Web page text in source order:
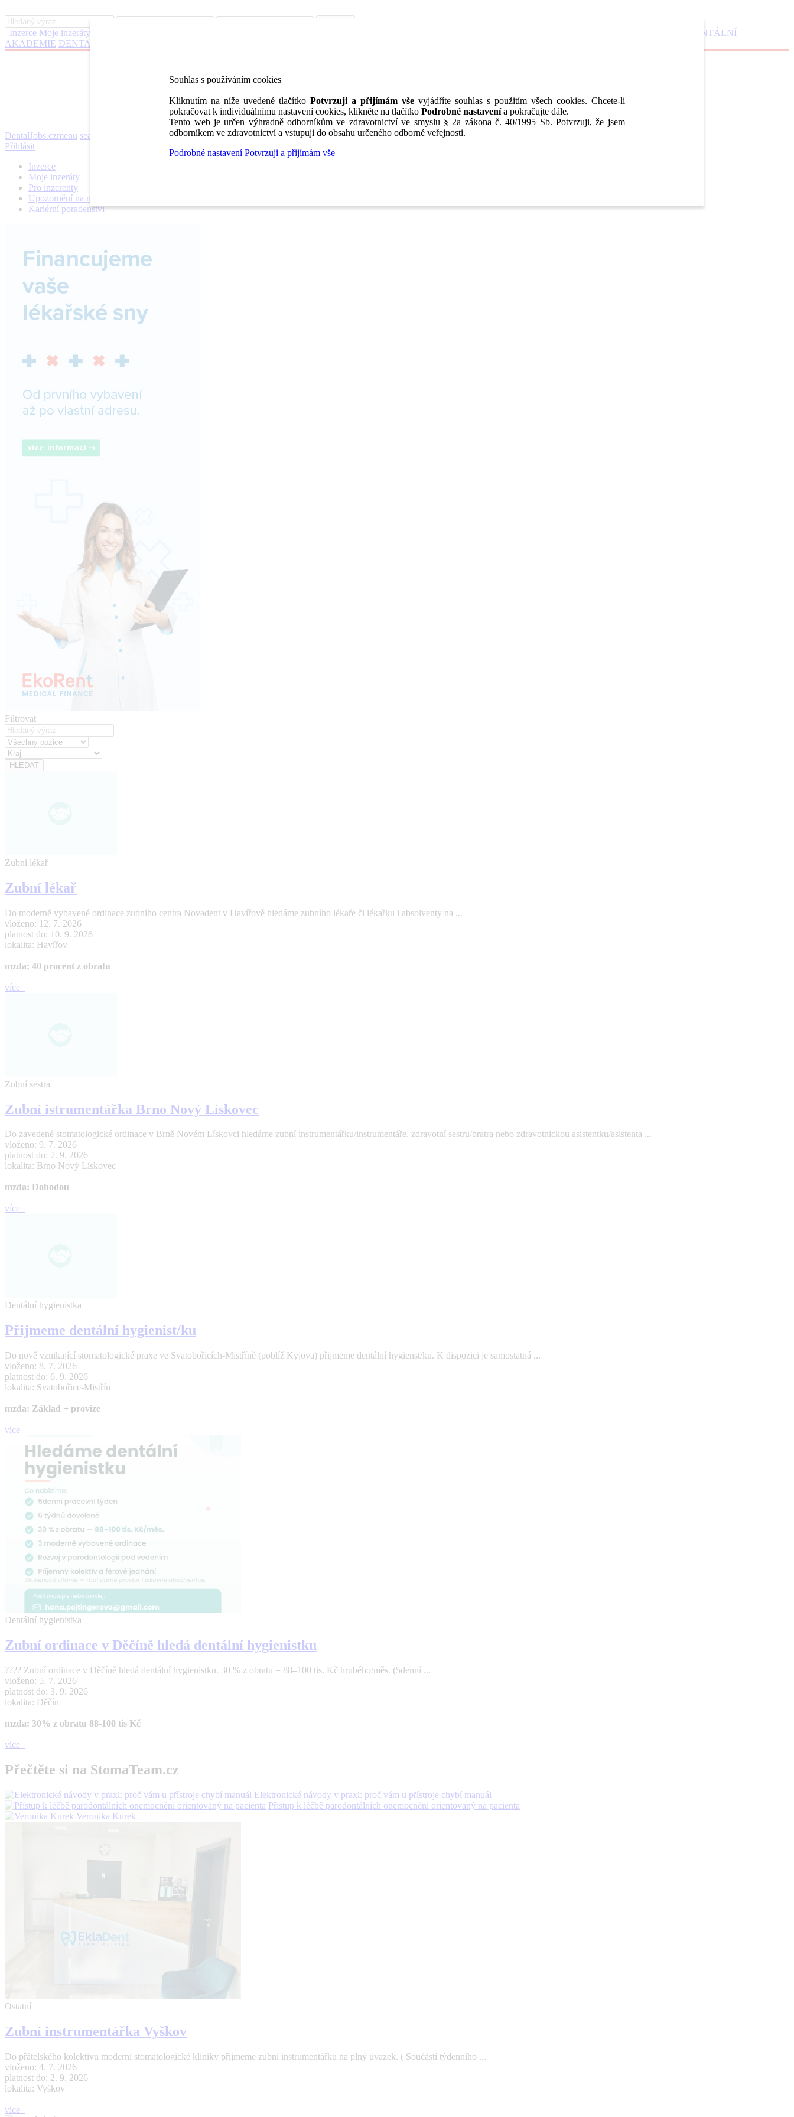
Inzerce Moje inzeráty
DENTÁLNÍ
AKADEMIE DENTAL BAZAR
DentalJobs.czmenu search
Přihlásit
Inzerce
Moje inzeráty
Pro inzerenty
Upozornění na nové pozice
Kariérní poradenství
Filtrovat
Zubní lékař
Zubní lékař
Do moderně vybavené ordinace zubního centra Novadent v Havířově hledáme zubního lékaře či lékařku i absolventy na ...
vloženo: 12. 7. 2026
platnost do: 10. 9. 2026
lokalita: Havířov
mzda: 40 procent z obratu
více
Zubní sestra
Zubní istrumentářka Brno Nový Lískovec
Do zavedené stomatologické ordinace v Brně Novém Lískovci hledáme zubní instrumentářku/instrumentáře, zdravotní sestru/bratra nebo zdravotnickou asistentku/asistenta ...
vloženo: 9. 7. 2026
platnost do: 7. 9. 2026
lokalita: Brno Nový Lískovec
mzda: Dohodou
více
Dentální hygienistka
Přijmeme dentální hygienist/ku
Do nově vznikající stomatologické praxe ve Svatobořicích-Mistříně (poblíž Kyjova) přijmeme dentální hygienst/ku. K dispozici je samostatná ...
vloženo: 8. 7. 2026
platnost do: 6. 9. 2026
lokalita: Svatobořice-Mistřín
mzda: Základ + provize
více
Dentální hygienistka
Zubní ordinace v Děčíně hledá dentální hygienistku
???? Zubní ordinace v Děčíně hledá dentální hygienistku. 30 % z obratu = 88–100 tis. Kč hrubého/měs. (5denní ...
vloženo: 5. 7. 2026
platnost do: 3. 9. 2026
lokalita: Děčín
mzda: 30% z obratu 88-100 tis Kč
více
Přečtěte si na StomaTeam.cz
Elektronické návody v praxi: proč vám u přístroje chybí manuál
Přístup k léčbě parodontálních onemocnění orientovaný na pacienta
Veronika Kurek
Ostatní
Zubní instrumentářka Vyškov
Do přátelského kolektivu moderní stomatologické kliniky přijmeme zubní instrumentářku na plný úvazek. ( Součástí týdenního ...
vloženo: 4. 7. 2026
platnost do: 2. 9. 2026
lokalita: Vyškov
více
Souhlas s používáním cookies
Kliknutím na níže uvedené tlačítkoPotvrzuji a přijímám vše vyjádříte souhlas s použitím všech cookies. Chcete-li
pokračovat k individuálnímu nastavení cookies, klikněte na tlačítko Podrobné nastavenía pokračujte dále.
Tento web je určen výhradně odborníkům ve zdravotnictví ve smyslu § 2a zákona č. 40/1995 Sb. Potvrzuji, že jsem
odborníkem ve zdravotnictví a vstupuji do obsahu určeného odborné veřejnosti.
Podrobné nastavení Potvrzuji a přijímám vše